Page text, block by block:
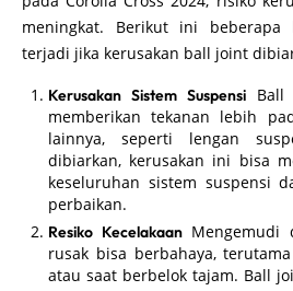
meningkat. Berikut ini beberapa
terjadi jika kerusakan ball joint
Kerusakan Sistem Suspensi Ball
memberikan tekanan lebih
lainnya, seperti lengan
dibiarkan, kerusakan ini bisa
keseluruhan sistem suspensi
perbaikan.
Resiko KecelakaanMengemudi
rusak bisa berbahaya,
atau saat berbelok tajam. Ball